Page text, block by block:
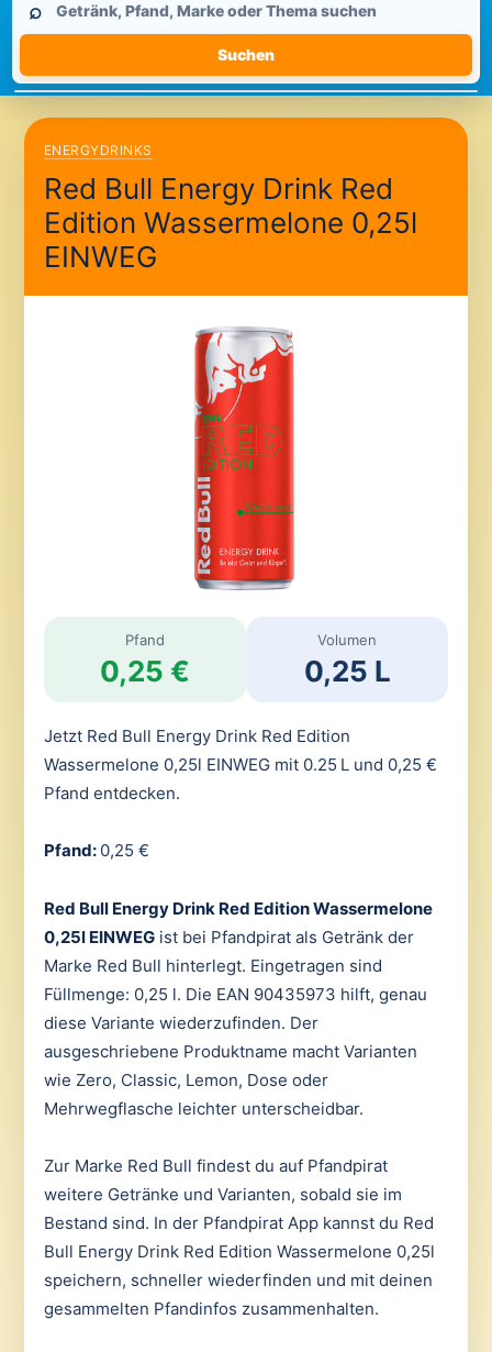
durchsuchen
⌕
Suchen
ENERGYDRINKS
Red Bull Energy Drink Red
Edition Wassermelone 0,25l
EINWEG
Pfand
0,25 €
Volumen
0,25 L
Jetzt Red Bull Energy Drink Red Edition
Wassermelone 0,25l EINWEG mit 0.25 L und 0,25 €
Pfand entdecken.
Pfand: 0,25 €
Red Bull Energy Drink Red Edition Wassermelone
0,25l EINWEGist bei Pfandpirat als Getränk der
Marke Red Bull hinterlegt. Eingetragen sind
Füllmenge: 0,25 l. Die EAN 90435973 hilft, genau
diese Variante wiederzufinden. Der
ausgeschriebene Produktname macht Varianten
wie Zero, Classic, Lemon, Dose oder
Mehrwegflasche leichter unterscheidbar.
Zur Marke Red Bull findest du auf Pfandpirat
weitere Getränke und Varianten, sobald sie im
Bestand sind. In der Pfandpirat App kannst du Red
Bull Energy Drink Red Edition Wassermelone 0,25l
speichern, schneller wiederfinden und mit deinen
gesammelten Pfandinfos zusammenhalten.